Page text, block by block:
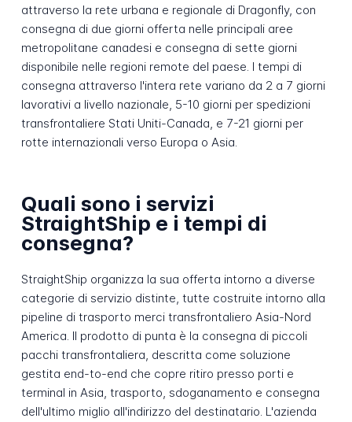
attraverso la rete urbana e regionale di Dragonfly, con
consegna di due giorni offerta nelle principali aree
metropolitane canadesi e consegna di sette giorni
disponibile nelle regioni remote del paese. I tempi di
consegna attraverso l'intera rete variano da 2 a 7 giorni
lavorativi a livello nazionale, 5-10 giorni per spedizioni
transfrontaliere Stati Uniti-Canada, e 7-21 giorni per
rotte internazionali verso Europa o Asia.
Quali sono i servizi
StraightShip e i tempi di
consegna?
StraightShip organizza la sua offerta intorno a diverse
categorie di servizio distinte, tutte costruite intorno alla
pipeline di trasporto merci transfrontaliero Asia-Nord
America. Il prodotto di punta è la consegna di piccoli
pacchi transfrontaliera, descritta come soluzione
gestita end-to-end che copre ritiro presso porti e
terminal in Asia, trasporto, sdoganamento e consegna
dell'ultimo miglio all'indirizzo del destinatario. L'azienda